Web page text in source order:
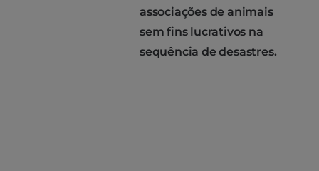
associações de animais
sem fins lucrativos na
sequência de desastres.